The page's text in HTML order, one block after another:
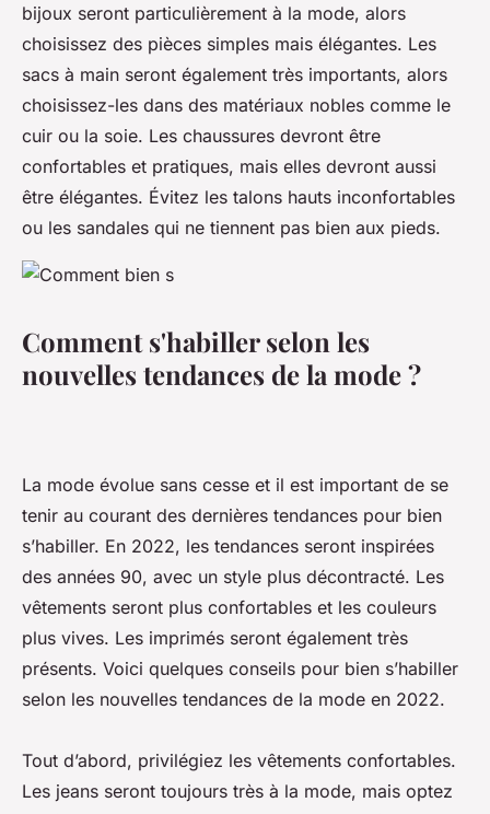
bijoux seront particulièrement à la mode, alors
choisissez des pièces simples mais élégantes. Les
sacs à main seront également très importants, alors
choisissez-les dans des matériaux nobles comme le
cuir ou la soie. Les chaussures devront être
confortables et pratiques, mais elles devront aussi
être élégantes. Évitez les talons hauts inconfortables
ou les sandales qui ne tiennent pas bien aux pieds.
Comment s'habiller selon les
nouvelles tendances de la mode ?
La mode évolue sans cesse et il est important de se
tenir au courant des dernières tendances pour bien
s’habiller. En 2022, les tendances seront inspirées
des années 90, avec un style plus décontracté. Les
vêtements seront plus confortables et les couleurs
plus vives. Les imprimés seront également très
présents. Voici quelques conseils pour bien s’habiller
selon les nouvelles tendances de la mode en 2022.
Tout d’abord, privilégiez les vêtements confortables.
Les jeans seront toujours très à la mode, mais optez